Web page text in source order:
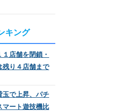
キング
店舗を閉鎖・
残り４店舗まで
玉で上昇、パチ
マート遊技機比